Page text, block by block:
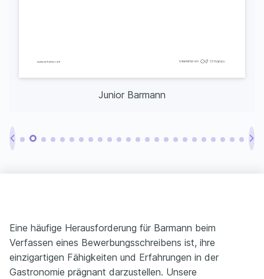
Junior Barmann
Eine häufige Herausforderung für Barmann beim
Verfassen eines Bewerbungsschreibens ist, ihre
einzigartigen Fähigkeiten und Erfahrungen in der
Gastronomie prägnant darzustellen. Unsere